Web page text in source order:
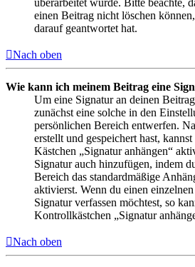
überarbeitet wurde. Bitte beachte,
einen Beitrag nicht löschen
darauf geantwortet hat.
Nach oben
Wie kann ich meinem Beitrag eine
Um eine Signatur an deinen
zunächst eine solche in den
persönlichen Bereich entwerfen.
erstellt und gespeichert hast,
Kästchen „Signatur anhängen“
Signatur auch hinzufügen, indem
Bereich das standardmäßige
aktivierst. Wenn du einen
Signatur verfassen möchtest, so
Kontrollkästchen „Signatur
Nach oben